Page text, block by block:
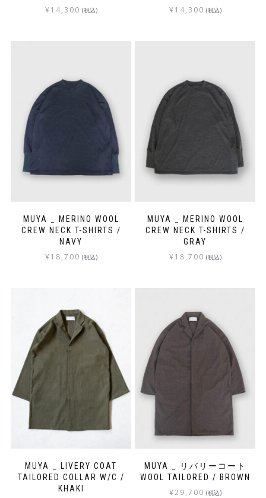
¥14,300 (税込) ¥14,300 (税込)
MUYA _ MERINO WOOL
CREW NECK T-SHIRTS /
NAVY
¥18,700 (税込)
MUYA _ MERINO WOOL
CREW NECK T-SHIRTS /
GRAY
¥18,700 (税込)
MUYA _ LIVERY COAT
TAILORED COLLAR W/C /
KHAKI
MUYA _ リバリーコート
WOOL TAILORED / BROWN
¥29,700 (税込)